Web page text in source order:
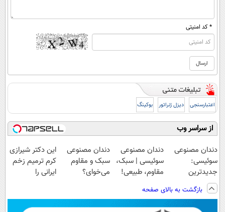
* کد امنیتی
اعتبارسنجی دیزل ژنراتور بوکینگ
از سراسر وب
دندان مصنوعی
سوئیسی:
جدیدترین
فناوری اروپا،
سبک و مقاوم |
پرداخت قسطی
دندان مصنوعی
سوئیسی | سبک،
مقاوم، طبیعی!
رایگان+پرداخت
اقساطی😍
دندان مصنوعی
سبک و مقاوم
می‌خوای؟
📍تهران
این دکتر شیرازی
کرم ترمیم زخم
ایرانی را
بازگشت به بالای صفحه